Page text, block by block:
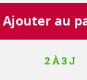
Ajouter au
2 À 3 J